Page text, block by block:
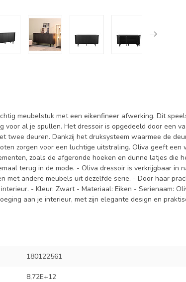
meubelstuk met een eikenfineer afwerking. Dit
voor al je spullen. Het dressoir is opgedeeld door een
twee deuren. Dankzij het druksysteem waarmee de
zorgen voor een luchtige uitstraling. Oliva geeft een
zoals de afgeronde hoeken en dunne latjes die
terug in de mode. - Oliva dressoir is verkrijgbaar in
met andere meubels uit dezelfde serie. - Door haar
- Kleur: Zwart - Materiaal: Eiken - Serienaam:
aan je interieur, met zijn elegante design en
180122561
8,72E+12